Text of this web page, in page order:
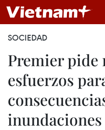
SOCIEDAD
Premier pide
esfuerzos
inundaciones